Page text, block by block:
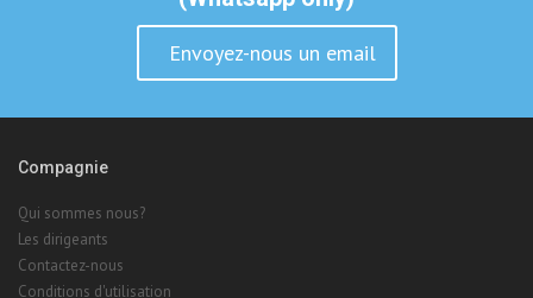
Les dirigeants
Conditions d'utilisation
Politique de confidentialité
Solutions